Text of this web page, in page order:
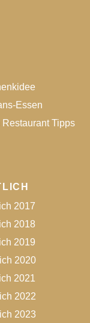
Essen
Tipps
2017
2018
2019
2020
2021
2022
2023